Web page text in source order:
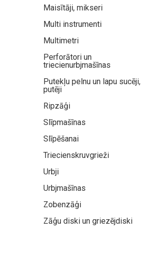
Maisītāji, mikseri
Multi instrumenti
Multimetri
Perforātori un
triecienurbjmašīnas
Putekļu pelnu un lapu sucēji,
putēji
Ripzāģi
Slīpmašīnas
Slīpēšanai
Triecienskruvgrieži
Urbji
Urbjmašīnas
Zobenzāģi
Zāģu diski un griezējdiski